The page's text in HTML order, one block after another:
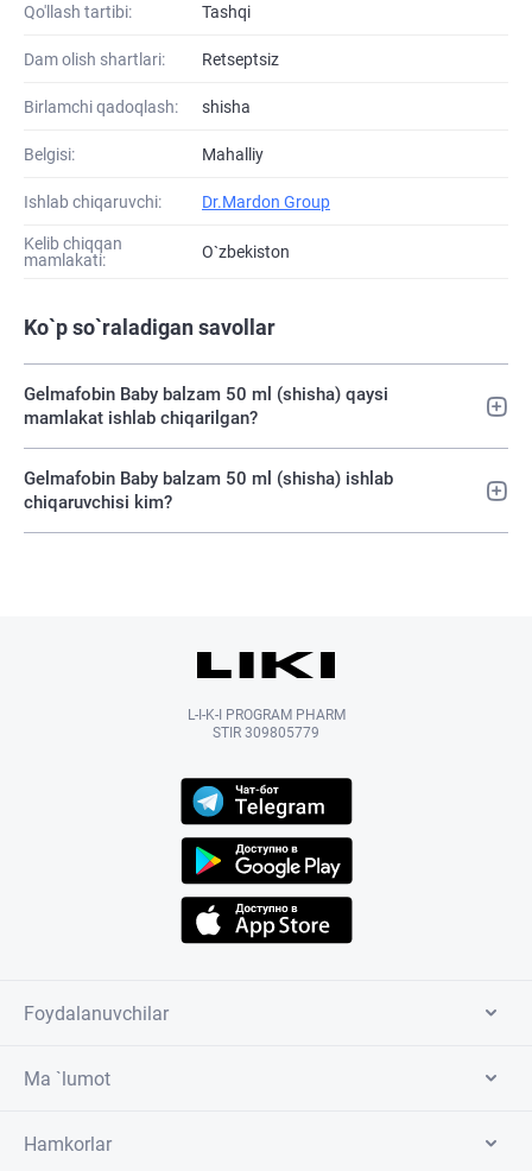
Qo'llash tartibi: Tashqi
Dam olish shartlari: Retseptsiz
Birlamchi qadoqlash: shisha
Belgisi: Mahalliy
Ishlab chiqaruvchi: Dr.Mardon Group
Kelib chiqqan
mamlakati:
O`zbekiston
Ko`p so`raladigan savollar
Gelmafobin Baby balzam 50 ml (shisha) qaysi
mamlakat ishlab chiqarilgan?
Gelmafobin Baby balzam 50 ml (shisha) ishlab
chiqaruvchisi kim?
L-I-K-I PROGRAM PHARM
STIR 309805779
Foydalanuvchilar
Ma `lumot
Hamkorlar